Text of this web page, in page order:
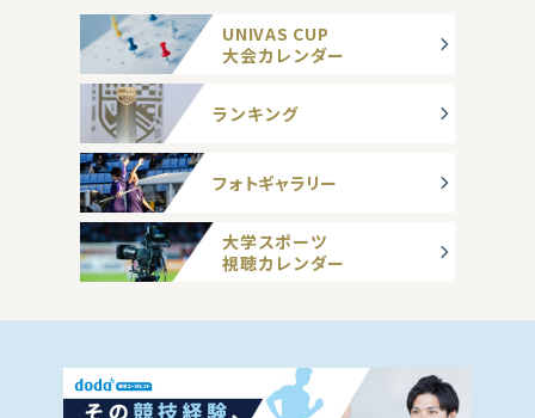
UNIVAS CUP
大会カレンダー
ランキング
フォトギャラリー
大学スポーツ
視聴カレンダー